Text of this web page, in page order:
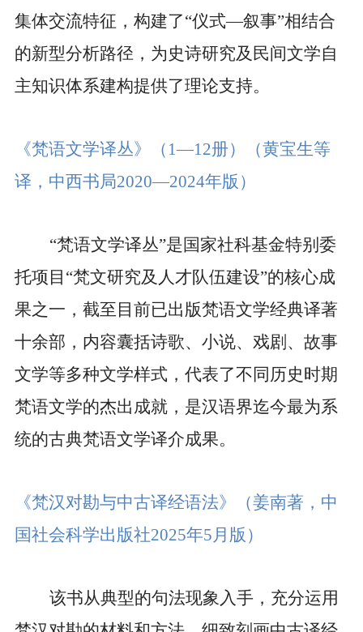
集体交流特征，构建了“仪式—叙事”相结合
的新型分析路径，为史诗研究及民间文学自
主知识体系建构提供了理论支持。
《梵语文学译丛》（ 1—12册）
（黄宝生等
译，中西书局2020—2024年版）
“梵语文学译丛”是国家社科基金特别委
托项目“梵文研究及人才队伍建设”的核心成
果之一，截至目前已出版梵语文学经典译著
十余部，内容囊括诗歌、小说、戏剧、故事
文学等多种文学样式，代表了不同历史时期
梵语文学的杰出成就，是汉语界迄今最为系
统的古典梵语文学译介成果。
《梵汉对勘与中古译经语法》
（姜南著，中
国社会科学出版社2025年5月版）
该书从典型的句法现象入手，充分运用